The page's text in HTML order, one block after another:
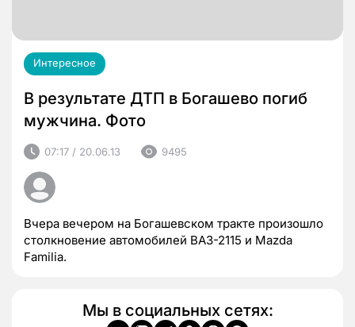
Интересное
В результате ДТП в Богашево погиб
мужчина. Фото
07:17 / 20.06.13 9495
Вчера вечером на Богашевском тракте произошло
столкновение автомобилей ВАЗ-2115 и Mazda
Familia.
Мы в социальных сетях: